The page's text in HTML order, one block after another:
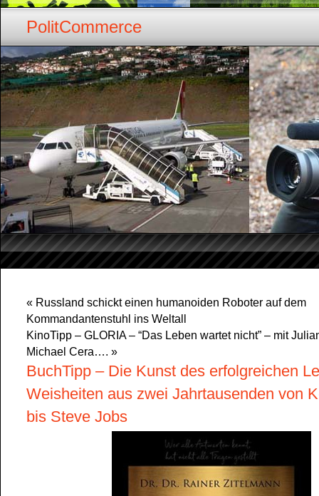
PolitCommerce
« Russland schickt einen humanoiden Roboter auf dem
Kommandantenstuhl ins Weltall
KinoTipp – GLORIA – “Das Leben wartet nicht” – mit
Michael Cera…. »
BuchTipp – Die Kunst des erfolgreichen
Weisheiten aus zwei Jahrtausenden von
bis Steve Jobs